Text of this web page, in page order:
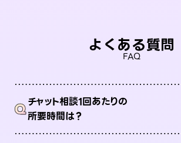
よくある質問
FAQ
Qチャット相談1回あたりの
所要時間は？